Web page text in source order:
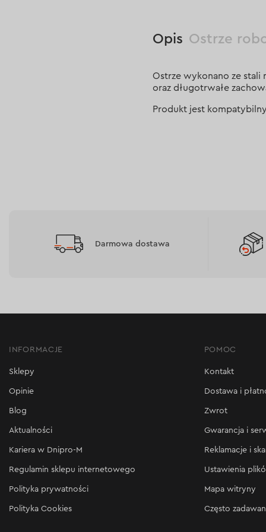
Opis Ostrze
Ostrze wykonano ze stali
oraz długotrwałe
Produkt jest
Darmowa dostawa
INFORMACJE
Sklepy
Opinie
Blog
Aktualności
Kariera w Dnipro-M
Regulamin sklepu internetowego
Polityka prywatności
Polityka Cookies
POMOC
Kontakt
Dostawa i
Zwrot
Gwarancja i
Reklamacje i
Ustawienia
Mapa witryny
Często